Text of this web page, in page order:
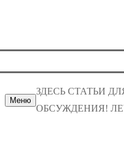
Меню
ЗДЕСЬ СТАТЬИ
ОБСУЖДЕНИЯ!